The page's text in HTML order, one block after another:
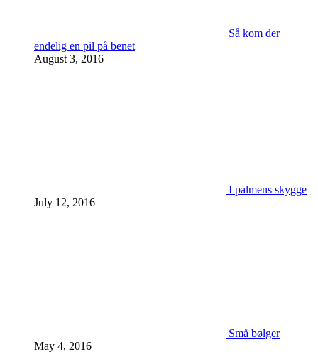
Så kom der
endelig en pil på benet
August 3, 2016
I palmens skygge
July 12, 2016
Små bølger
May 4, 2016